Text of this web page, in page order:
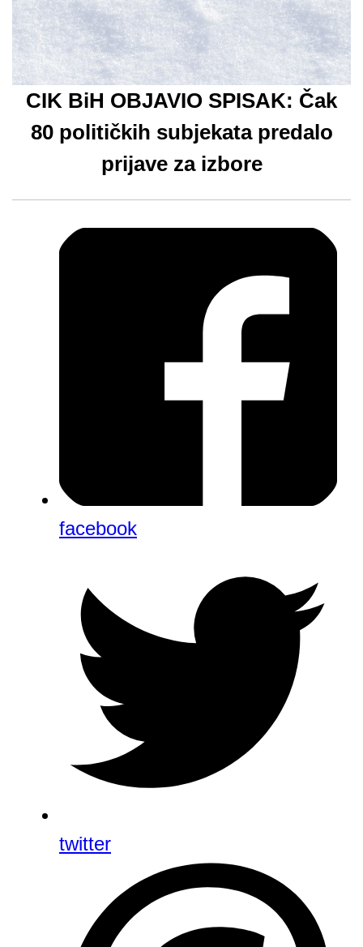
CIK BiH OBJAVIO SPISAK: Čak
80 političkih subjekata predalo
prijave za izbore
facebook
twitter